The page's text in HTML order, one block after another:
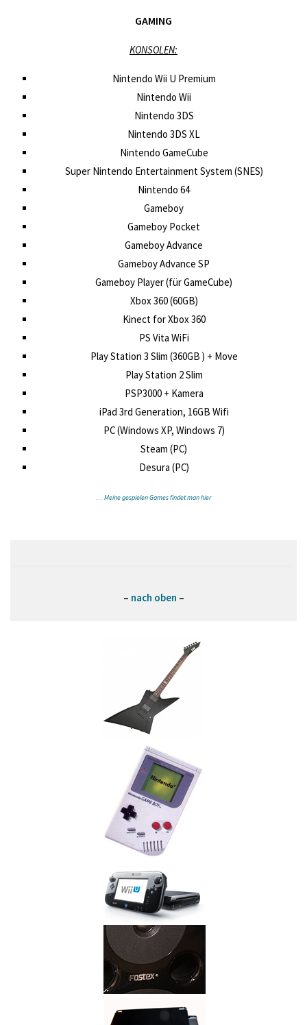
GAMING
KONSOLEN:
Nintendo Wii U Premium
Nintendo Wii
Nintendo 3DS
Nintendo 3DS XL
Nintendo GameCube
Super Nintendo Entertainment System (SNES)
Nintendo 64
Gameboy
Gameboy Pocket
Gameboy Advance
Gameboy Advance SP
Gameboy Player (für GameCube)
Xbox 360 (60GB)
Kinect for Xbox 360
PS Vita WiFi
Play Station 3 Slim (360GB ) + Move
Play Station 2 Slim
PSP3000 + Kamera
iPad 3rd Generation, 16GB Wifi
PC (Windows XP, Windows 7)
Steam (PC)
Desura (PC)
… Meine gespielen Games findet man hier
– nach oben –